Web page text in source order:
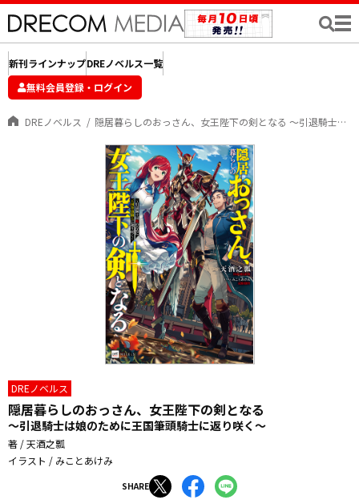
新刊ラインナップDREノベルス一覧
無料会員登録・ログイン
DREノベルス 隠居暮らしのおっさん、女王陛下の剣となる ～引退騎士は娘のために王国筆頭騎士に返り咲く～
DREノベルス
隠居暮らしのおっさん、女王陛下の剣となる
～引退騎士は娘のために王国筆頭騎士に返り咲く～
著 / 天酒之瓢
イラスト / みことあけみ
SHARE